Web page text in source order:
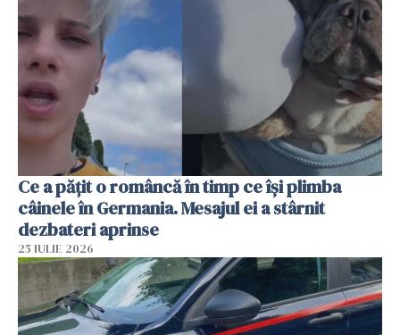
Ce a pățit o româncă în timp ce își plimba
câinele în Germania. Mesajul ei a stârnit
dezbateri aprinse
25 IULIE 2026